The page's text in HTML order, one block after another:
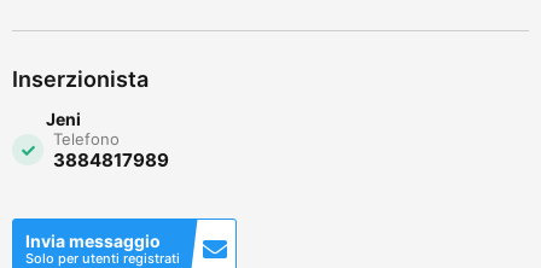
Inserzionista
Jeni
Telefono
3884817989
Invia messaggio
Solo per utenti registrati